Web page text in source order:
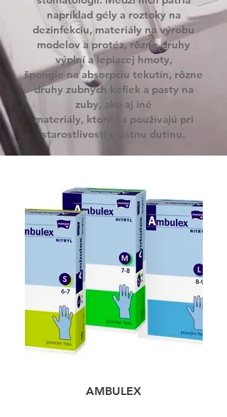
napríklad gély a roztoky na
dezinfekciu, materiály na výrobu
modelov a protéz, rôzne druhy
výplní a lepiacej hmoty,
špongie na absorpciu tekutín, rôzne
druhy zubných kefiek a pasty na
zuby, ako aj iné
materiály, ktoré sa používajú pri
starostlivosti o ústnu dutinu.
AMBULEX